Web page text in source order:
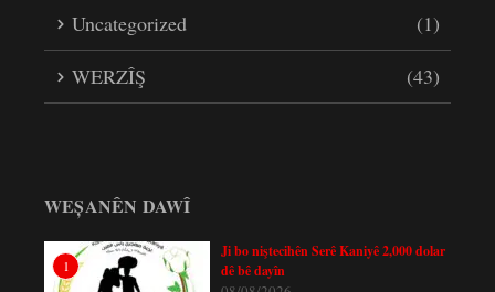
Uncategorized
(1)
WERZÎŞ
(43)
WEȘANÊN DAWÎ
1
Ji bo niştecihên Serê Kaniyê 2,000 dolar
dê bê dayîn